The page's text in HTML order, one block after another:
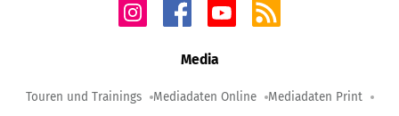
Media
Touren und Trainings Mediadaten Online Mediadaten Print